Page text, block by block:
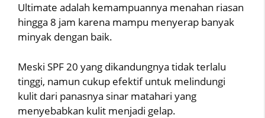
Ultimate adalah kemampuannya menahan riasan
hingga 8 jam karena mampu menyerap banyak
minyak dengan baik.
Meski SPF 20 yang dikandungnya tidak terlalu
tinggi, namun cukup efektif untuk melindungi
kulit dari panasnya sinar matahari yang
menyebabkan kulit menjadi gelap.